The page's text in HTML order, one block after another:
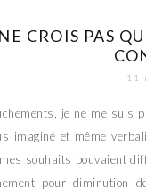
CROIS PAS
11
je ne me
imaginé et même
souhaits pouvaient
pour diminution